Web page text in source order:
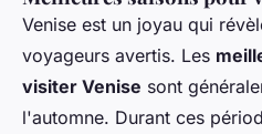
Venise est un joyau qui
voyageurs avertis. Les
visiter Venise sont
l'automne. Durant ces